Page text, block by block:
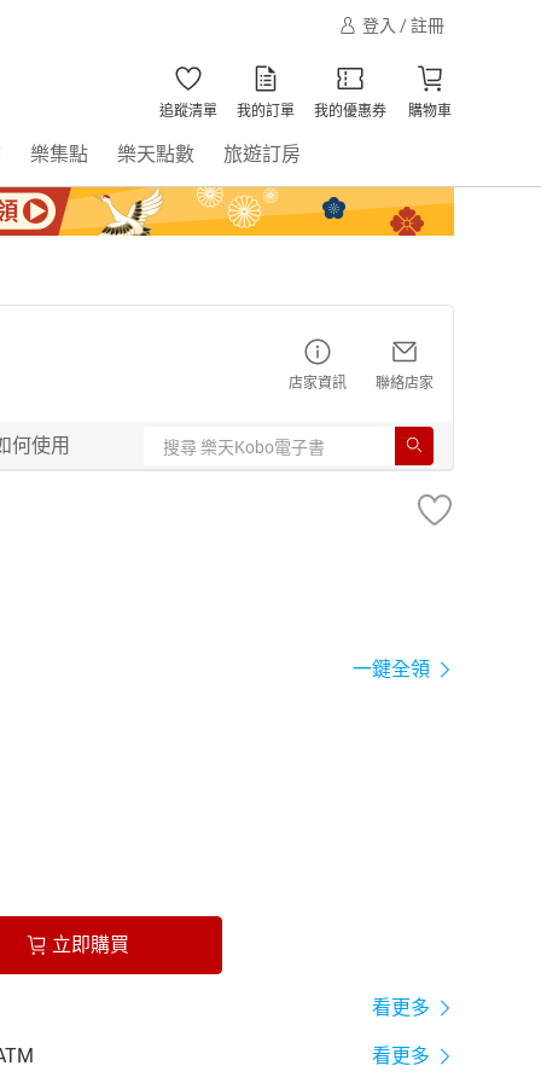
登入 / 註冊
追蹤清單 我的訂單 我的優惠券 購物車
樂集點 樂天點數 旅遊訂房
店家資訊 聯絡店家
何使用
一鍵全領
立即購買
看更多
看更多